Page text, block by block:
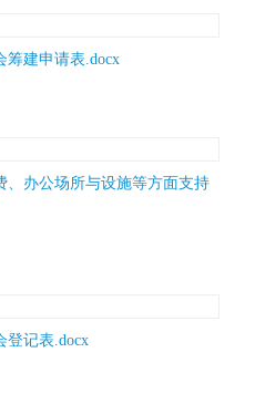
筹建申请表.docx
、办公场所与设施等方面支持
登记表.docx